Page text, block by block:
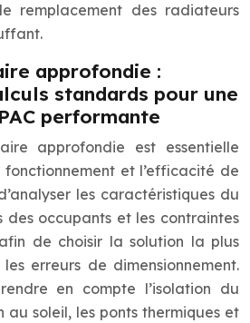
remplacement des radiateurs
approfondie :
standards pour une
performante
approfondie est essentielle
et l’efficacité de
les caractéristiques du
des occupants et les contraintes
de choisir la solution la plus
erreurs de dimensionnement.
en compte l’isolation du
au soleil, les ponts thermiques et